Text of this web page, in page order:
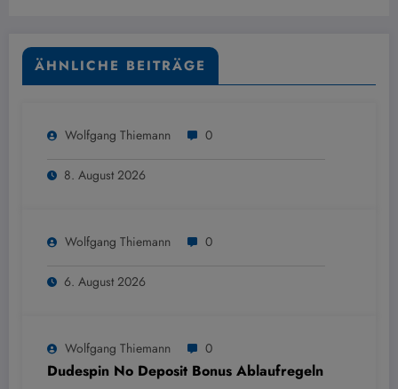
ÄHNLICHE BEITRÄGE
Wolfgang Thiemann 0
8. August 2026
Wolfgang Thiemann 0
6. August 2026
Wolfgang Thiemann 0
Dudespin No Deposit Bonus Ablaufregeln